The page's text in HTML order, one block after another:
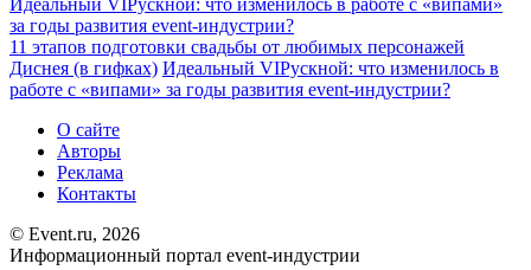
за годы развития event-индустрии?
11 этапов подготовки свадьбы от любимых персонажей
Диснея (в гифках) Идеальный VIPускной: что изменилось в
работе с «випами» за годы развития event-индустрии?
О сайте
Авторы
Реклама
Контакты
© Event.ru, 2026
Информационный портал event-индустрии